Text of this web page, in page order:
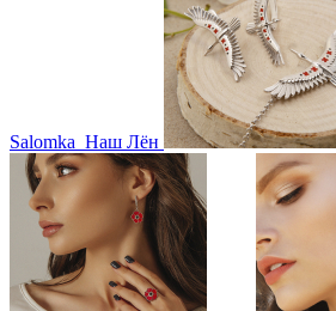
Salomka Наш Лён